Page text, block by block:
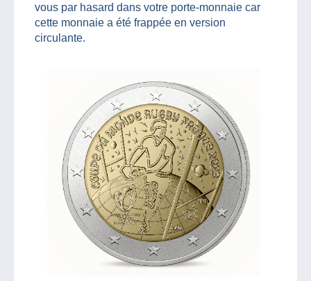
vous par hasard dans votre porte-monnaie car
cette monnaie a été frappée en version
circulante.